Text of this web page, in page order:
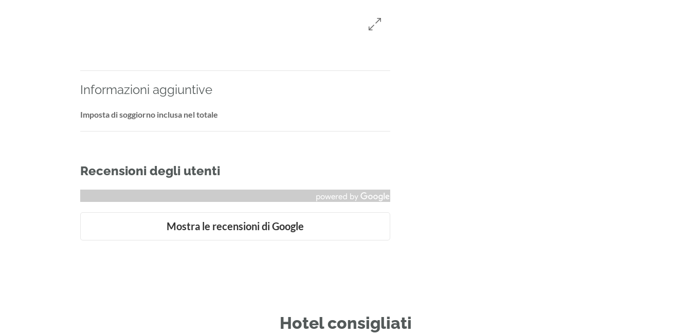
Informazioni aggiuntive
Imposta di soggiorno inclusa nel totale
Recensioni degli utenti
Mostra le recensioni di Google
Hotel consigliati